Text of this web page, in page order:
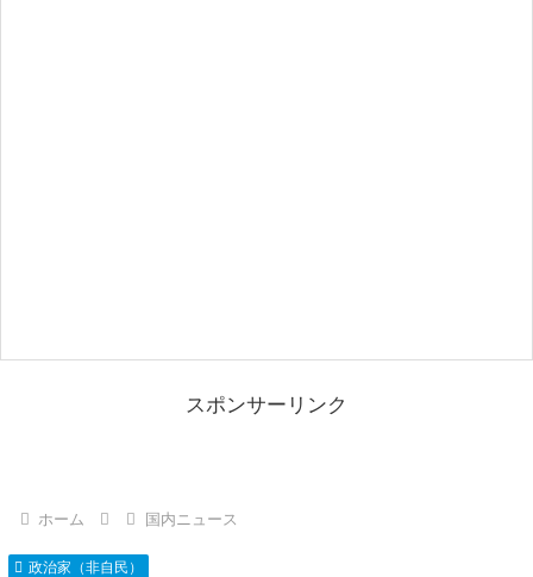
スポンサーリンク
ホーム 国内ニュース
政治家（非自民）